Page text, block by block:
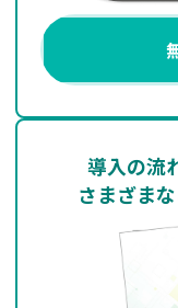
導入の流
さまざま